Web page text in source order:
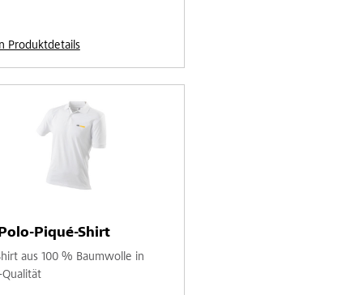
Produktdetails
Piqué-Shirt
aus 100 % Baumwolle in
Qualität